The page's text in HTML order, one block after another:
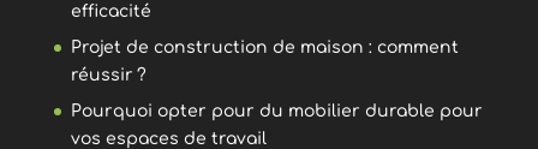
efficacité
Projet de construction de maison : comment
réussir ?
Pourquoi opter pour du mobilier durable pour
vos espaces de travail